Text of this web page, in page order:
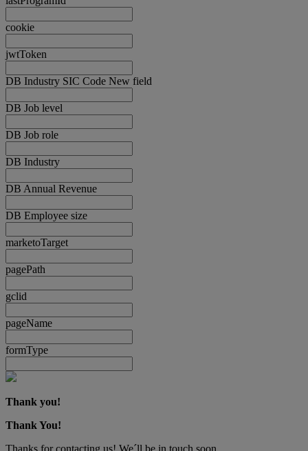
cookie
jwtToken
DB Industry SIC Code New field
DB Job level
DB Job role
DB Industry
DB Annual Revenue
DB Employee size
marketoTarget
pagePath
gclid
pageName
formType
Thank you!
Thank You!
Thanks for contacting us! We´ll be in touch soon.